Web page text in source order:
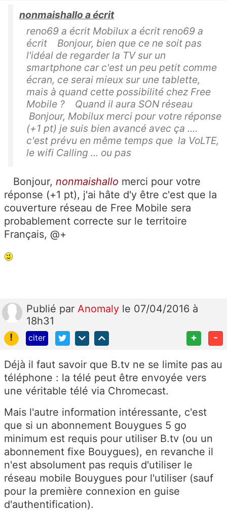
nonmaishallo a écrit
reno69 a écrit Mobilux a écrit reno69 a
écrit Bonjour, bien que ce ne soit pas
l'idéal de regarder la TV sur un
smartphone car c'est un peu petit comme
écran, ce serai mieux sur une tablette,
mais à quand cette possibilité chez Free
Mobile ? Quand il aura SON réseau
Bonjour, Mobilux merci pour votre réponse
(+1 pt) je suis bien avancé avec ça ....
c'est prévu en même temps que la VoLTE,
le wifi Calling ... ou pas
Bonjour, nonmaishallo merci pour votre
réponse (+1 pt), j'ai hâte d'y être c'est que la
couverture réseau de Free Mobile sera
probablement correcte sur le territoire
Français, @+
Publié par Anomaly le 07/04/2016 à
18h31
!
citer + -
Déjà il faut savoir que B.tv ne se limite pas au
téléphone : la télé peut être envoyée vers
une véritable télé via Chromecast.
Mais l'autre information intéressante, c'est
que si un abonnement Bouygues 5 go
minimum est requis pour utiliser B.tv (ou un
abonnement fixe Bouygues), en revanche il
n'est absolument pas requis d'utiliser le
réseau mobile Bouygues pour l'utiliser (sauf
pour la première connexion en guise
d'authentification).